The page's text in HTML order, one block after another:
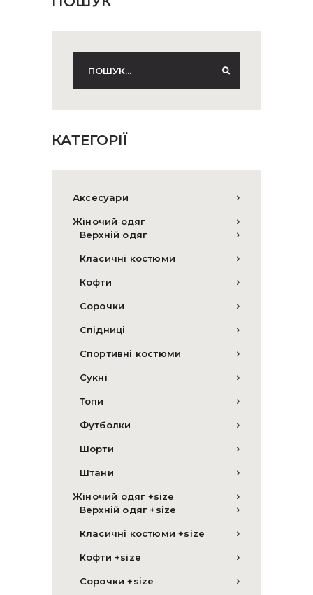
КАТЕГОРІЇ
Аксесуари
Жіночий одяг
Верхній одяг
Класичні костюми
Кофти
Сорочки
Спідниці
Спортивні костюми
Сукні
Топи
Футболки
Шорти
Штани
Жіночий одяг +size
Верхній одяг +size
Класичні костюми +size
Кофти +size
Сорочки +size